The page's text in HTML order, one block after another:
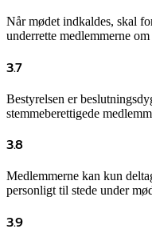
Når mødet indkaldes, skal
underrette medlemmerne
3.7
Bestyrelsen er
stemmeberettigede
3.8
Medlemmerne kan kun
personligt til stede under
3.9